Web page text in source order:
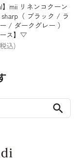
】mii リネンコクーン
sharp（ ブラック / ラ
/ ダークグレー ）
ース】▽
込)
search